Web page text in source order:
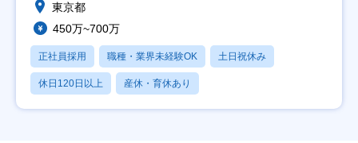
東京都
450万~700万
正社員採用 職種・業界未経験OK 土日祝休み
休日120日以上 産休・育休あり